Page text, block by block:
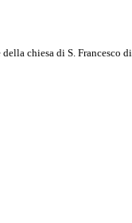
chiesa di S. Francesco di